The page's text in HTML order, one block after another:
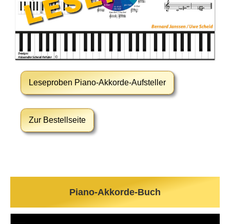
Leseproben Piano-Akkorde-Aufsteller
Zur Bestellseite
Piano-Akkorde-Buch